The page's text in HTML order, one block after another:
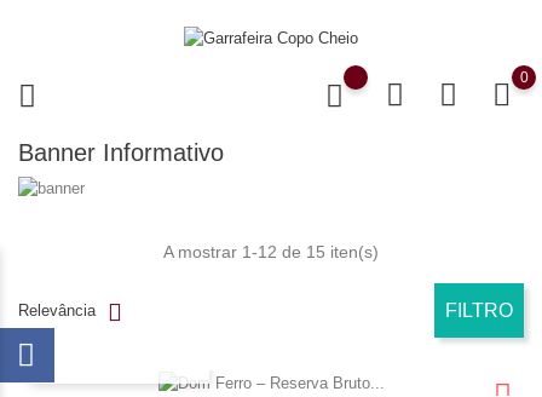
0
Banner Informativo
Relevância FILTRO
A mostrar 1-12 de 15 iten(s)